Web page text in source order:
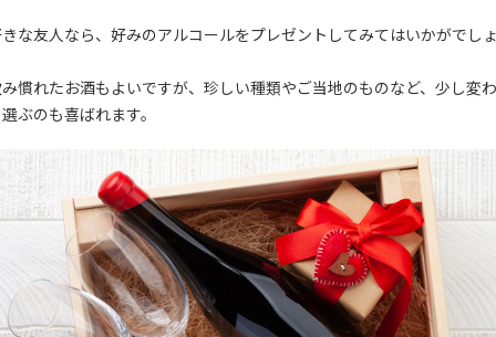
な友人なら、好みのアルコールをプレゼントしてみてはいかがでし
慣れたお酒もよいですが、珍しい種類やご当地のものなど、少し変
ぶのも喜ばれます。